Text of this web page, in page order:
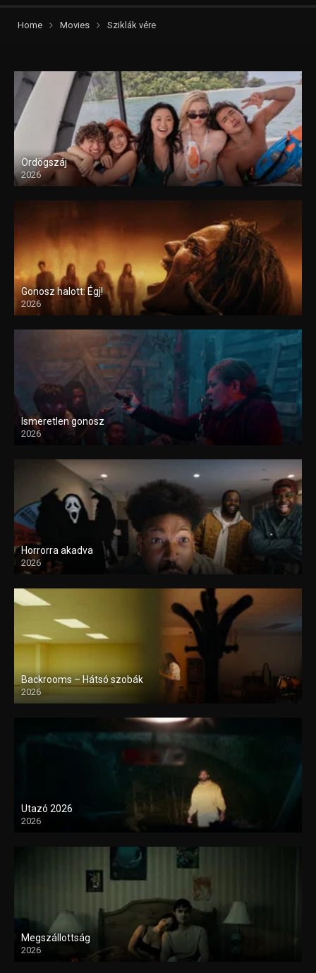
Home Movies Sziklák vére
Ördögszáj
2026
Gonosz halott: Égj!
2026
Ismeretlen gonosz
2026
Horrorra akadva
2026
Backrooms – Hátsó szobák
2026
Utazó 2026
2026
Megszállottság
2026